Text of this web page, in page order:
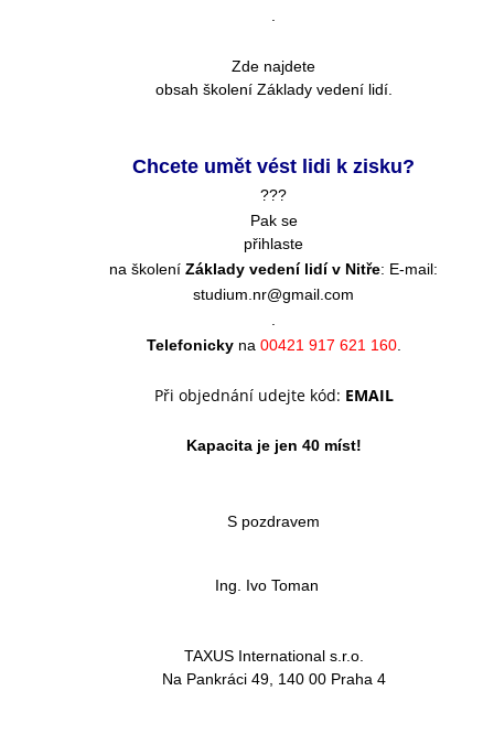
Zde najdete
obsah školení Základy vedení lidí.
Chcete umět vést lidi k zisku?
???
Pak se
přihlaste
na školeníZáklady vedení lidí v Nitře: E-mail:
studium.nr@gmail.com
Telefonickyna 00421 917 621 160.
Při objednání udejte kód: EMAIL
Kapacita je jen 40 míst!
S pozdravem
Ing. Ivo Toman
TAXUS International s.r.o.
Na Pankráci 49, 140 00 Praha 4